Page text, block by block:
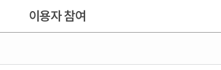
IPTV(KT, SKB, LGU+)
이용자 참여